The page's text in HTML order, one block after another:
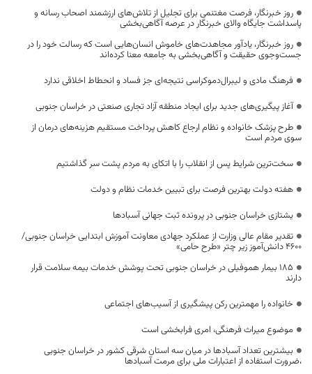
روز خبرنگار، فرصت مغتنمی برای تجلیل از تلاش‌های ارزشمند اصحاب رسانه و
پاسداشت جایگاه والای خبرنگار در عرصه آگاهی‌بخشی
روز خبرنگار، یادآور مجاهدت‌های خاموش انسان‌هایی است که رسالت خود را در
جست‌وجوی حقیقت و آگاهی‌بخشی به جامعه معنا کرده‌اند
فرهنگ مادی و لیبرال‌دموکراسی نتیجه‌ای جز فساد و انحطاط اخلاقی ندارد
آغاز پیگیری‌های جدید برای ایجاد منطقه آزاد تجاری صنعتی در خراسان جنوبی
طرح پزشک خانواده و نظام ارجاع کاهش پرداخت مستقیم هزینه‌های درمان از
سوی مردم است
سخت‌ترین شرایط پس از انقلاب را با اتکای به مردم پشت سر گذاشتیم
هفته دولت بهترین فرصت برای تبیین خدمات نظام و دولت
یشتازی خراسان جنوبی در پرونده ثبت جهانی آسبادها
تقدیر مقام عالی وزارت از عملکرد جهادی معاونت آموزش ابتدایی خراسان جنوبی/
۴۶۰۰ دانش‌آموز زیر چتر «طرح حامی»
۱۸۵ بیمار هموفیلی در خراسان جنوبی تحت پوشش خدمات بیمه سلامت قرار
دارند
خانواده را مهمترین رکن پیشگیری از آسیب‌های اجتماعی
موضوع میراث فرهنگی، امری فرابخشی است
بیشترین تعداد آسبادها در میان سه استان شرقی کشور در خراسان جنوبی
،ضرورت استفاده از اعتبارات ملی برای مرمت آسبادها